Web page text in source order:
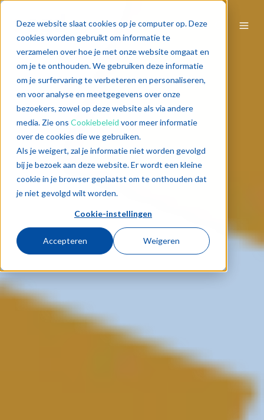
Deze website slaat cookies op je computer op. Deze
cookies worden gebruikt om informatie te
verzamelen over hoe je met onze website omgaat en
om je te onthouden. We gebruiken deze informatie
om je surfervaring te verbeteren en personaliseren,
en voor analyse en meetgegevens over onze
bezoekers, zowel op deze website als via andere
media. Zie ons Cookiebeleid voor meer informatie
over de cookies die we gebruiken.
Als je weigert, zal je informatie niet worden gevolgd
bij je bezoek aan deze website. Er wordt een kleine
cookie in je browser geplaatst om te onthouden dat
je niet gevolgd wilt worden.
Cookie-instellingen
Accepteren Weigeren